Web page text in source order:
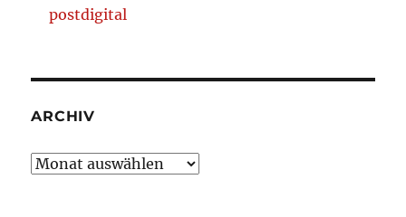
postdigital
ARCHIV
Archiv